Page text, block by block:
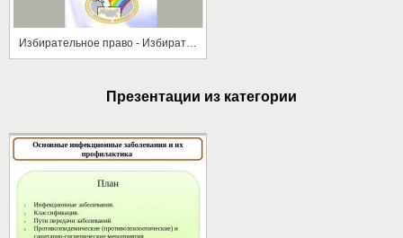
Презентации из категории